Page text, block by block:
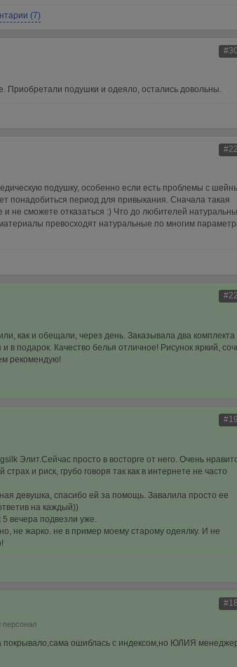
(7)
Приобретали подушки и одеяло, остались довольны.
подушку, особенно если есть проблемы с
понадобиться период для привыкания. Сначала такая
не сможете отказаться :) Что до любителей
превосходят натуральные по многим
как и обещали, через день. Заказывала два комплекта
в подарок. Качество белья отличное! Рисунок яркий,
рекомендую!
Элит.Сейчас просто в восторге от него. Очень
и риск, грубо говоря так как в интернете не часто
девушка, спасибо ей за помощь. Завалила просто ее
на каждый))
вечера подвезли уже.
не жарко. не в пример моему старому одеялку. И не
персонал
покрывало,сама ошиблась с индексом,но ЮЛИЯ